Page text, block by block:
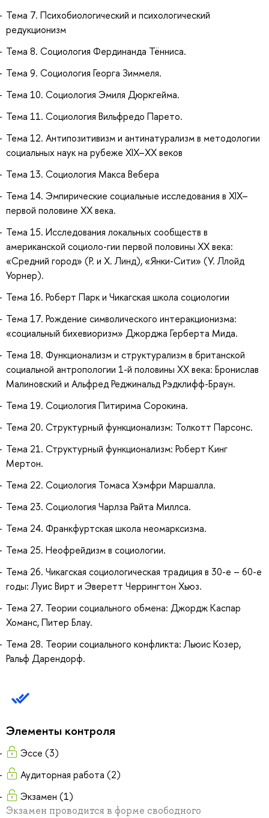
Тема 7. Психобиологический и психологический
редукционизм
Тема 8. Социология Фердинанда Тённиса.
Тема 9. Социология Георга Зиммеля.
Тема 10. Социология Эмиля Дюркгейма.
Тема 11. Социология Вильфредо Парето.
Тема 12. Антипозитивизм и антинатурализм в методологии
социальных наук на рубеже XIX–ХХ веков
Тема 13. Социология Макса Вебера
Тема 14. Эмпирические социальные исследования в XIX–
первой половине ХХ века.
Тема 15. Исследования локальных сообществ в
американской социоло-гии первой половины ХХ века:
«Средний город» (Р. и Х. Линд), «Янки-Сити» (У. Ллойд
Уорнер).
Тема 16. Роберт Парк и Чикагская школа социологии
Тема 17. Рождение символического интеракционизма:
«социальный бихевиоризм» Джорджа Герберта Мида.
Тема 18. Функционализм и структурализм в британской
социальной антропологии 1-й половины ХХ века: Бронислав
Малиновский и Альфред Реджинальд Рэдклифф-Браун.
Тема 19. Социология Питирима Сорокина.
Тема 20. Структурный функционализм: Толкотт Парсонс.
Тема 21. Структурный функционализм: Роберт Кинг
Мертон.
Тема 22. Социология Томаса Хэмфри Маршалла.
Тема 23. Социология Чарлза Райта Миллса.
Тема 24. Франкфуртская школа неомарксизма.
Тема 25. Неофрейдизм в социологии.
Тема 26. Чикагская социологическая традиция в 30-е – 60-е
годы: Луис Вирт и Эверетт Черрингтон Хьюз.
Тема 27. Теории социального обмена: Джордж Каспар
Хоманс, Питер Блау.
Тема 28. Теории социального конфликта: Льюис Козер,
Ральф Дарендорф.
Элементы контроля
Эссе (3)
Аудиторная работа (2)
Экзамен (1)
Экзамен проводится в форме свободного